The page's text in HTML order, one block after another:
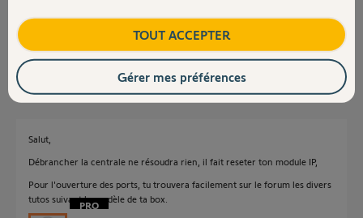
G la neuf box évolution de sfr
Salut,
Débrancher la centrale ne résoudra rien, il fait reseter ton module IP,
Pour l'ouverture des ports, tu trouvera facilement sur le forum les divers
tutos suivant le modèle de ta box.
TOUT ACCEPTER
Gérer mes préférences